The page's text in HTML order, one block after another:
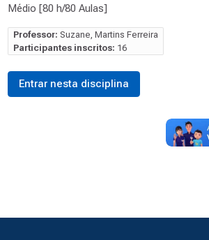
Médio [80 h/80 Aulas]
Professor: Suzane, Martins Ferreira
Participantes inscritos: 16
Entrar nesta disciplina